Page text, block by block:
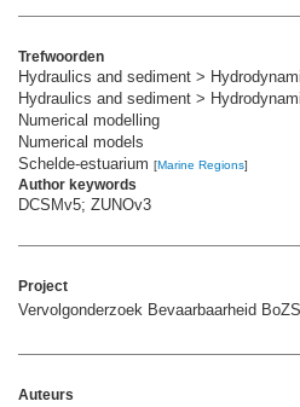
Trefwoorden
Hydraulics and sediment >
Hydraulics and sediment >
Numerical modelling
Numerical models
Schelde-estuarium [Marine Regions]
Author keywords
DCSMv5; ZUNOv3
Project
Vervolgonderzoek Bevaarbaarheid
Auteurs